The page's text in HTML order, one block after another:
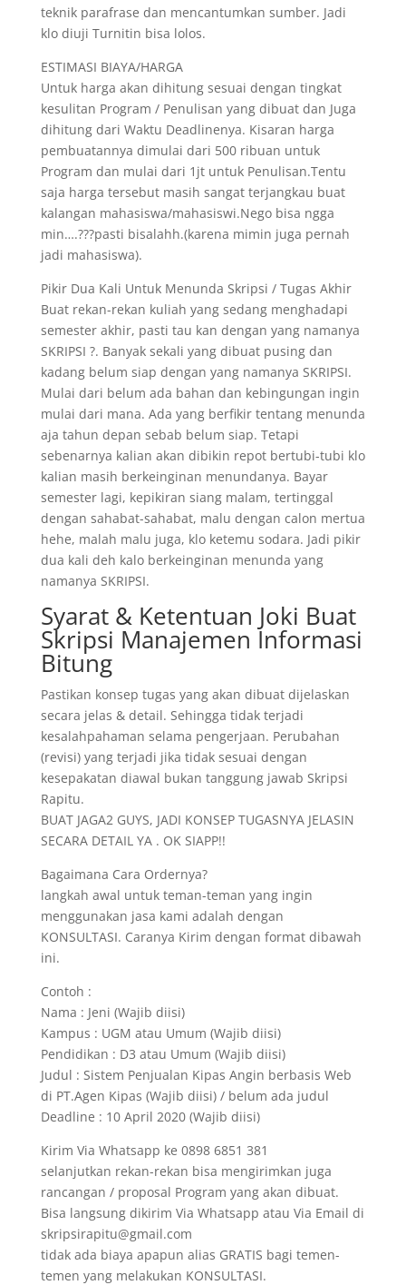
teknik parafrase dan mencantumkan sumber. Jadi
klo diuji Turnitin bisa lolos.
ESTIMASI BIAYA/HARGA
Untuk harga akan dihitung sesuai dengan tingkat
kesulitan Program / Penulisan yang dibuat dan Juga
dihitung dari Waktu Deadlinenya. Kisaran harga
pembuatannya dimulai dari 500 ribuan untuk
Program dan mulai dari 1jt untuk Penulisan.Tentu
saja harga tersebut masih sangat terjangkau buat
kalangan mahasiswa/mahasiswi.Nego bisa ngga
min….???pasti bisalahh.(karena mimin juga pernah
jadi mahasiswa).
Pikir Dua Kali Untuk Menunda Skripsi / Tugas Akhir
Buat rekan-rekan kuliah yang sedang menghadapi
semester akhir, pasti tau kan dengan yang namanya
SKRIPSI ?. Banyak sekali yang dibuat pusing dan
kadang belum siap dengan yang namanya SKRIPSI.
Mulai dari belum ada bahan dan kebingungan ingin
mulai dari mana. Ada yang berfikir tentang menunda
aja tahun depan sebab belum siap. Tetapi
sebenarnya kalian akan dibikin repot bertubi-tubi klo
kalian masih berkeinginan menundanya. Bayar
semester lagi, kepikiran siang malam, tertinggal
dengan sahabat-sahabat, malu dengan calon mertua
hehe, malah malu juga, klo ketemu sodara. Jadi pikir
dua kali deh kalo berkeinginan menunda yang
namanya SKRIPSI.
Syarat & Ketentuan Joki Buat
Skripsi Manajemen Informasi
Bitung
Pastikan konsep tugas yang akan dibuat dijelaskan
secara jelas & detail. Sehingga tidak terjadi
kesalahpahaman selama pengerjaan. Perubahan
(revisi) yang terjadi jika tidak sesuai dengan
kesepakatan diawal bukan tanggung jawab Skripsi
Rapitu.
BUAT JAGA2 GUYS, JADI KONSEP TUGASNYA JELASIN
SECARA DETAIL YA . OK SIAPP!!
Bagaimana Cara Ordernya?
langkah awal untuk teman-teman yang ingin
menggunakan jasa kami adalah dengan
KONSULTASI. Caranya Kirim dengan format dibawah
ini.
Contoh :
Nama : Jeni (Wajib diisi)
Kampus : UGM atau Umum (Wajib diisi)
Pendidikan : D3 atau Umum (Wajib diisi)
Judul : Sistem Penjualan Kipas Angin berbasis Web
di PT.Agen Kipas (Wajib diisi) / belum ada judul
Deadline : 10 April 2020 (Wajib diisi)
Kirim Via Whatsapp ke 0898 6851 381
selanjutkan rekan-rekan bisa mengirimkan juga
rancangan / proposal Program yang akan dibuat.
Bisa langsung dikirim Via Whatsapp atau Via Email di
skripsirapitu@gmail.com
tidak ada biaya apapun alias GRATIS bagi temen-
temen yang melakukan KONSULTASI.